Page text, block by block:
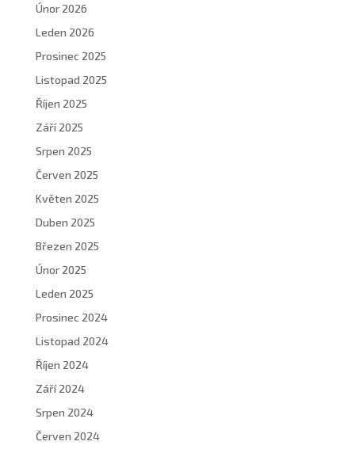
Únor 2026
Leden 2026
Prosinec 2025
Listopad 2025
Říjen 2025
Září 2025
Srpen 2025
Červen 2025
Květen 2025
Duben 2025
Březen 2025
Únor 2025
Leden 2025
Prosinec 2024
Listopad 2024
Říjen 2024
Září 2024
Srpen 2024
Červen 2024